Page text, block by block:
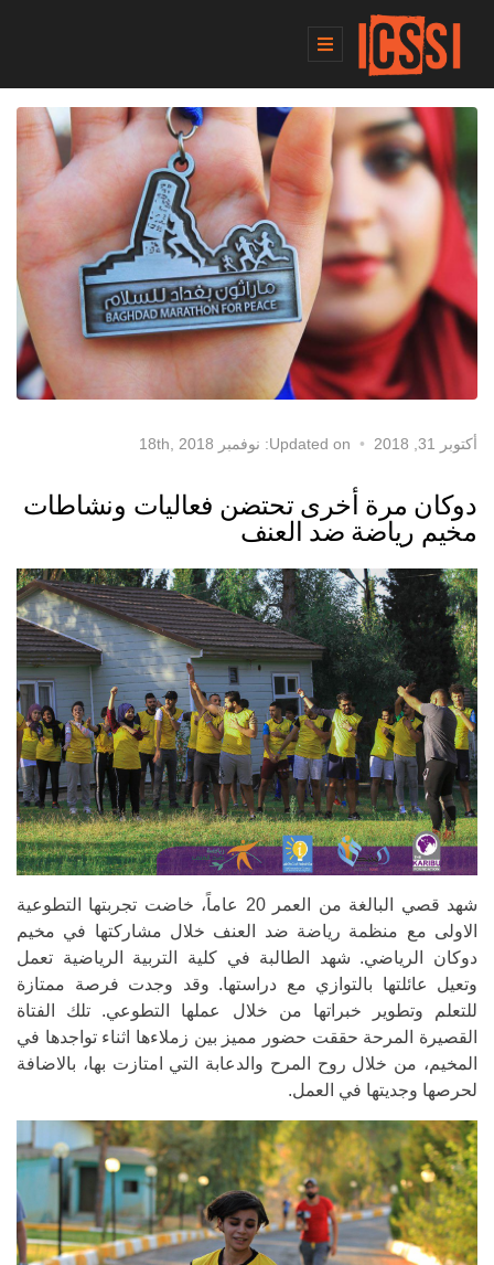
أكتوبر 31, 2018 Updated on: نوفمبر 18th, 2018
دوكان مرة أخرى تحتضن فعاليات ونشاطات
مخيم رياضة ضد العنف
شهد قصي البالغة من العمر 20 عاماً، خاضت تجربتها التطوعية
الاولى مع منظمة رياضة ضد العنف خلال مشاركتها في مخيم
دوكان الرياضي. شهد الطالبة في كلية التربية الرياضية تعمل
وتعيل عائلتها بالتوازي مع دراستها. وقد وجدت فرصة ممتازة
للتعلم وتطوير خبراتها من خلال عملها التطوعي. تلك الفتاة
القصيرة المرحة حققت حضور مميز بين زملاءها اثناء تواجدها في
المخيم، من خلال روح المرح والدعابة التي امتازت بها، بالاضافة
لحرصها وجديتها في العمل.